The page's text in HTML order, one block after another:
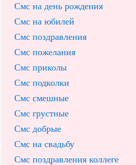
Смс на день рождения
Смс на юбилей
Смс поздравления
Смс пожелания
Смс приколы
Смс подколки
Смс смешные
Смс грустные
Смс добрые
Смс на свадьбу
Смс поздравления коллеге